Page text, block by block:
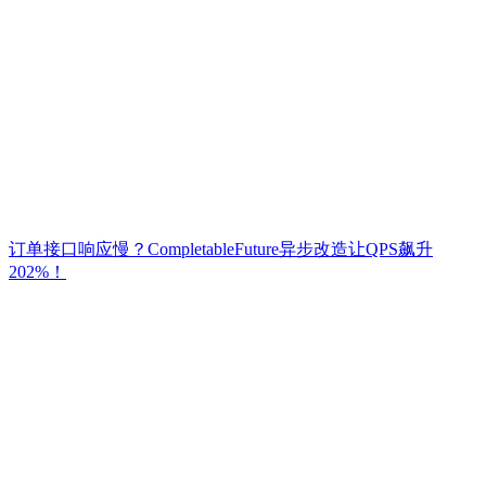
订单接口响应慢？CompletableFuture异步改造让QPS飙升
202%！